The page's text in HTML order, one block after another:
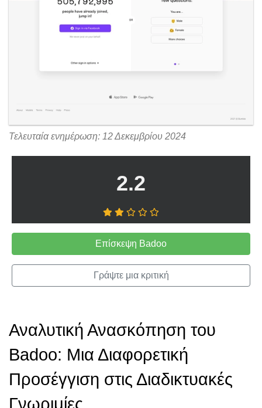
Τελευταία ενημέρωση: 12 Δεκεμβρίου 2024
2.2
Επίσκεψη Badoo
Γράψτε μια κριτική
Αναλυτική Ανασκόπηση του
Badoo: Μια Διαφορετική
Προσέγγιση στις Διαδικτυακές
Γνωριμίες